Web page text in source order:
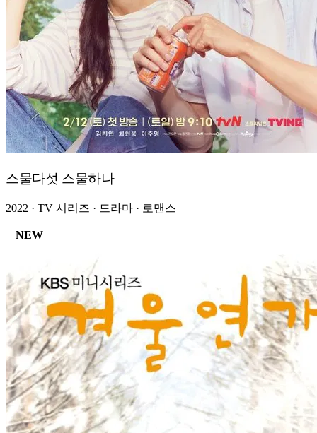
스물다섯 스물하나
2022 · TV 시리즈 · 드라마 · 로맨스
NEW